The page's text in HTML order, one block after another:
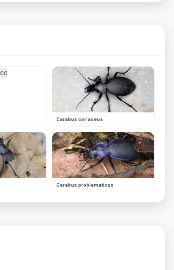
Carabus coriaceus
Carabus problematicus